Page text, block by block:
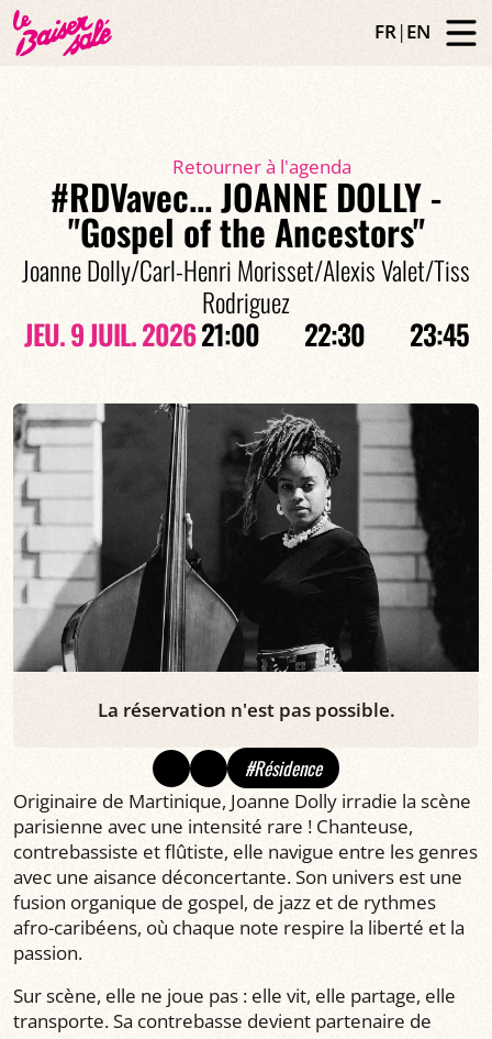
FR|EN
Retourner à l'agenda
#RDVavec... JOANNE DOLLY -
"Gospel of the Ancestors"
Joanne Dolly/Carl-Henri Morisset/Alexis Valet/Tiss
Rodriguez
JEU. 9 JUIL. 202621:00 22:30 23:45
La réservation n'est pas possible.
#Résidence
Originaire de Martinique, Joanne Dolly irradie la scène
parisienne avec une intensité rare ! Chanteuse,
contrebassiste et flûtiste, elle navigue entre les genres
avec une aisance déconcertante. Son univers est une
fusion organique de gospel, de jazz et de rythmes
afro-caribéens, où chaque note respire la liberté et la
passion.
Sur scène, elle ne joue pas : elle vit, elle partage, elle
transporte. Sa contrebasse devient partenaire de